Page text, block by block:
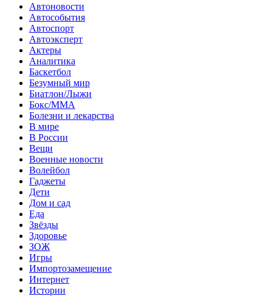
Автоновости
Автособытия
Автоспорт
Автоэксперт
Актеры
Аналитика
Баскетбол
Безумный мир
Биатлон/Лыжи
Бокс/MMA
Болезни и лекарства
В мире
В России
Вещи
Военные новости
Волейбол
Гаджеты
Дети
Дом и сад
Еда
Звёзды
Здоровье
ЗОЖ
Игры
Импортозамещение
Интернет
Истории